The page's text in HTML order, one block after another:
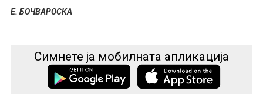
Е. БОЧВАРОСКА
Симнете ја мобилната апликација